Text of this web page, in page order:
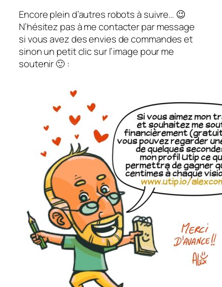
Encore plein d’autres robots à suivre… 😉
N’hésitez pas à me contacter par message
si vous avez des envies de commandes et
sinon un petit clic sur l’image pour me
soutenir 🙂 :